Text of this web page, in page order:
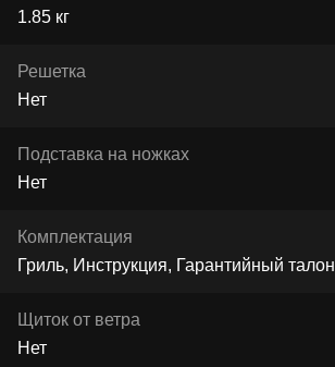
1.85 кг
Решетка
Нет
Подставка на ножках
Нет
Комплектация
Гриль, Инструкция, Гарантийный талон
Щиток от ветра
Нет